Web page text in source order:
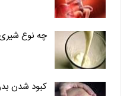
چه نوع شیری
کبود شدن